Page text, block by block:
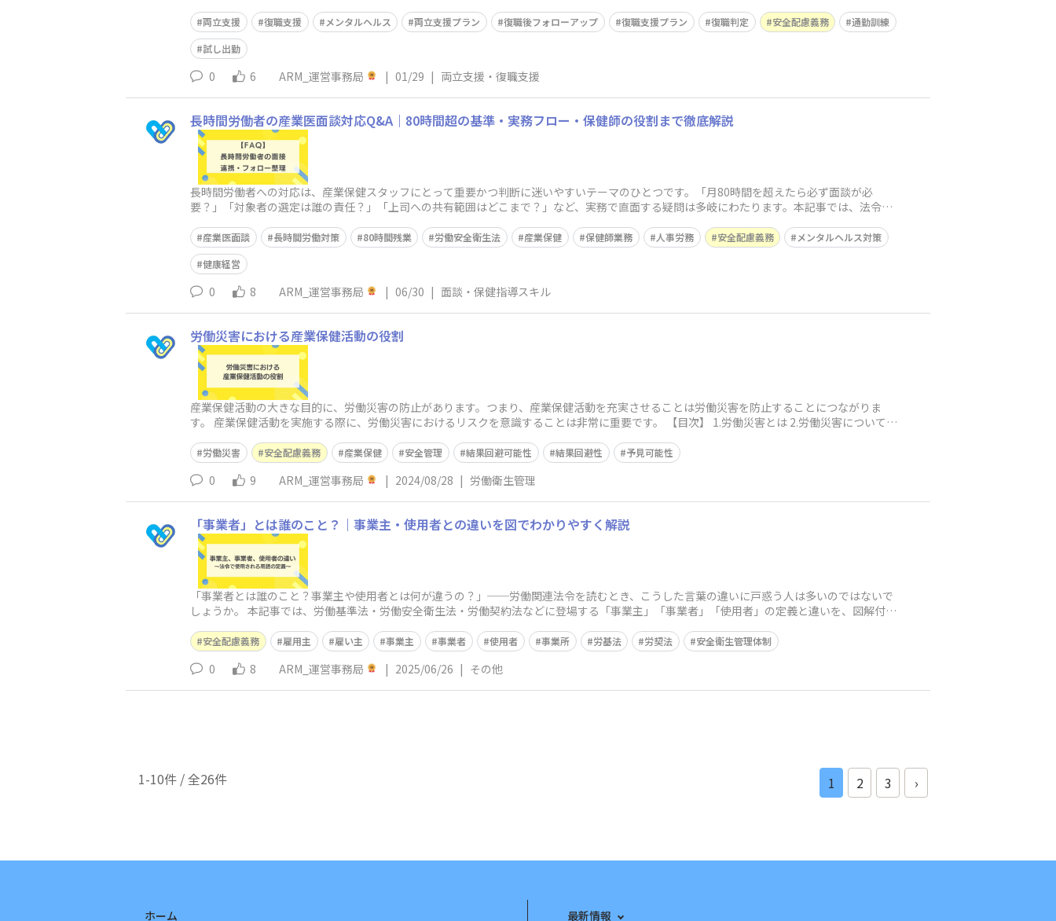
両立支援 復職支援 メンタルヘルス 両立支援プラン 復職後フォローアップ 復職支援プラン 復職判定 安全配慮義務
通勤訓練
試し出勤
0 6 ARM_運営事務局 | 01/29 | 両立支援・復職支援
長時間労働者の産業医面談対応Q&A｜80時間超の基準・実務フロー・保健師の役割まで徹底解説
長時間労働者への対応は、産業保健スタッフにとって重要かつ判断に迷いやすいテーマのひとつです。「月80時間を超えたら必ず面談が必
要？」「対象者の選定は誰の責任？」「上司への共有範囲はどこまで？」など、実務で直面する疑問は多岐にわたります。本記事では、法令に
産業医面談 長時間労働対策 80時間残業 労働安全衛生法 産業保健 保健師業務 人事労務 安全配慮義務
メンタルヘルス対策
健康経営
0 8 ARM_運営事務局 | 06/30 | 面談・保健指導スキル
労働災害における産業保健活動の役割
産業保健活動の大きな目的に、労働災害の防止があります。つまり、産業保健活動を充実させることは労働災害を防止することにつながりま
す。 産業保健活動を実施する際に、労働災害におけるリスクを意識することは非常に重要です。 【目次】 1.労働災害とは 2.労働災害についての
労働災害 安全配慮義務 産業保健 安全管理 結果回避可能性 結果回避性 予見可能性
0 9 ARM_運営事務局 | 2024/08/28 | 労働衛生管理
「事業者」とは誰のこと？｜事業主・使用者との違いを図でわかりやすく解説
「事業者とは誰のこと？事業主や使用者とは何が違うの？」──労働関連法令を読むとき、こうした言葉の違いに戸惑う人は多いのではないで
しょうか。 本記事では、労働基準法・労働安全衛生法・労働契約法などに登場する「事業主」「事業者」「使用者」の定義と違いを、図解付き
安全配慮義務 雇用主 雇い主 事業主 事業者 使用者 事業所 労基法 労契法 安全衛生管理体制
0 8 ARM_運営事務局 | 2025/06/26 | その他
1-10件 / 全26件 1 2 3 ›
ホーム 最新情報